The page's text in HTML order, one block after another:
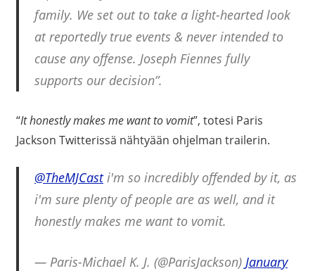
family. We set out to take a light-hearted look
at reportedly true events & never intended to
cause any offense. Joseph Fiennes fully
supports our decision”.
“It honestly makes me want to vomit”, totesi Paris
Jackson Twitterissä nähtyään ohjelman trailerin.
@TheMJCasti'm so incredibly offended by it, as
i'm sure plenty of people are as well, and it
honestly makes me want to vomit.
— Paris-Michael K. J. (@ParisJackson) January